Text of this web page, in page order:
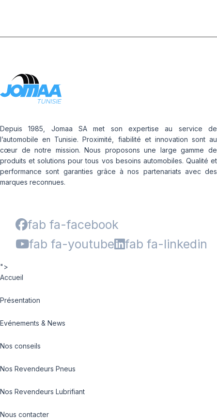
Depuis 1985, Jomaa SA met son expertise au service de
l’automobile en Tunisie. Proximité, fiabilité et innovation sont au
cœur de notre mission. Nous proposons une large gamme de
produits et solutions pour tous vos besoins automobiles. Qualité et
performance sont garanties grâce à nos partenariats avec des
marques reconnues.
fab fa-facebook
fab fa-youtube
fab fa-linkedin
">
Accueil
Présentation
Evénements & News
Nos conseils
Nos Revendeurs Pneus
Nos Revendeurs Lubrifiant
Nous contacter